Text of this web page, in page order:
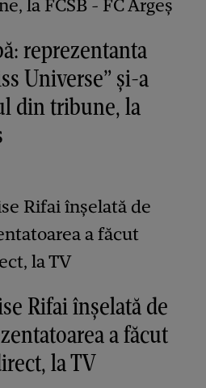
reprezentanta
Universe” și-a
din tribune, la
Rifai înșelată de
a făcut
la TV